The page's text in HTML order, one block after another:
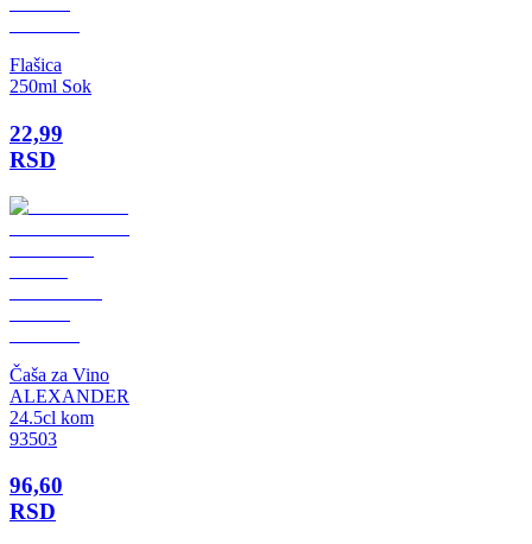
Flašica
250ml Sok
22,99
RSD
Čaša za Vino
ALEXANDER
24.5cl kom
93503
96,60
RSD